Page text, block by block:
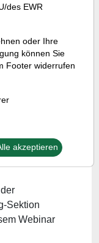
-
18 bis 19 Uhr
Sektion
Webinar
des EWR
oder Ihre
können Sie
Footer widerrufen
akzeptieren